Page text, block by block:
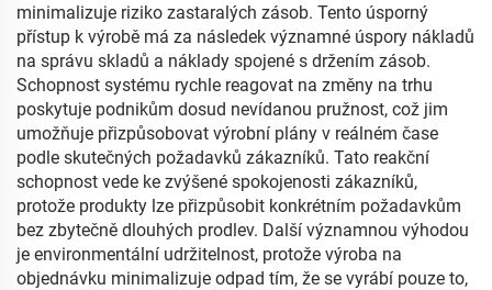
minimalizuje riziko zastaralých zásob. Tento úsporný
přístup k výrobě má za následek významné úspory nákladů
na správu skladů a náklady spojené s držením zásob.
Schopnost systému rychle reagovat na změny na trhu
poskytuje podnikům dosud nevídanou pružnost, což jim
umožňuje přizpůsobovat výrobní plány v reálném čase
podle skutečných požadavků zákazníků. Tato reakční
schopnost vede ke zvýšené spokojenosti zákazníků,
protože produkty lze přizpůsobit konkrétním požadavkům
bez zbytečně dlouhých prodlev. Další významnou výhodou
je environmentální udržitelnost, protože výroba na
objednávku minimalizuje odpad tím, že se vyrábí pouze to,